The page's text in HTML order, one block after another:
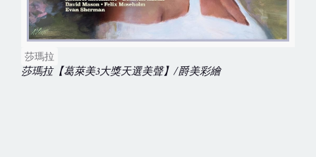
莎瑪拉
莎瑪拉【葛萊美3大獎天選美聲】/爵美彩繪